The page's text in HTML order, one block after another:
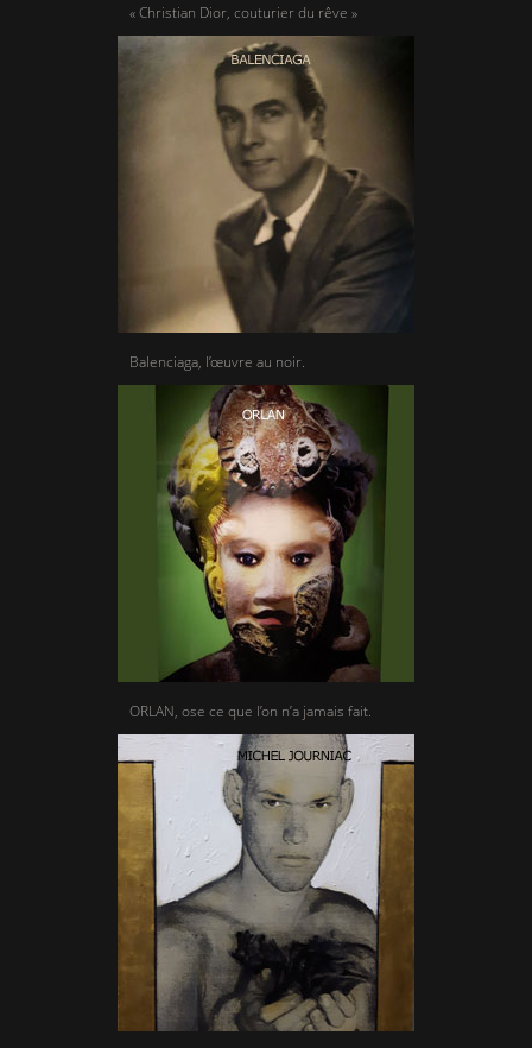
« Christian Dior, couturier du rêve »
Balenciaga, l’œuvre au noir.
ORLAN, ose ce que l’on n’a jamais fait.